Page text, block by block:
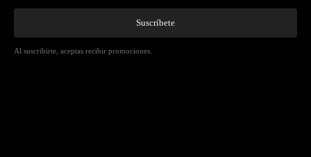
Suscríbete
Al suscribirte, aceptas recibir promociones.